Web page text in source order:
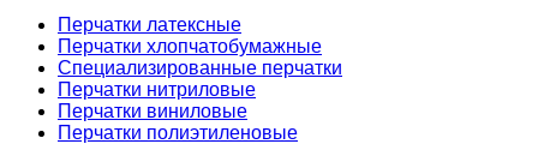
Перчатки латексные
Перчатки хлопчатобумажные
Специализированные перчатки
Перчатки нитриловые
Перчатки виниловые
Перчатки полиэтиленовые